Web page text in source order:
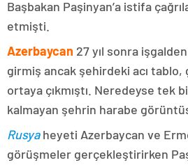
Başbakan Paşinyan’a istifa
etmişti.
Azerbaycan 27 yıl sonra
girmiş ancak şehirdeki acı tablo,
ortaya çıkmıştı. Neredeyse tek
kalmayan şehrin harabe
Rusyaheyeti Azerbaycan ve
görüşmeler gerçekleştirirken